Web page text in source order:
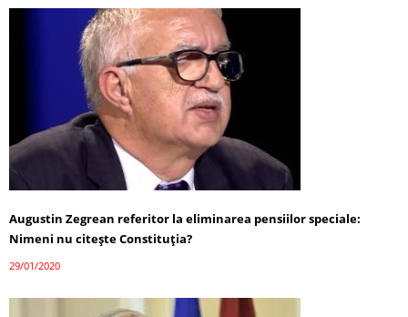
Augustin Zegrean referitor la eliminarea pensiilor speciale:
Nimeni nu citeşte Constituţia?
29/01/2020